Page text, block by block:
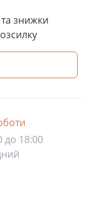
знижки
до 18:00